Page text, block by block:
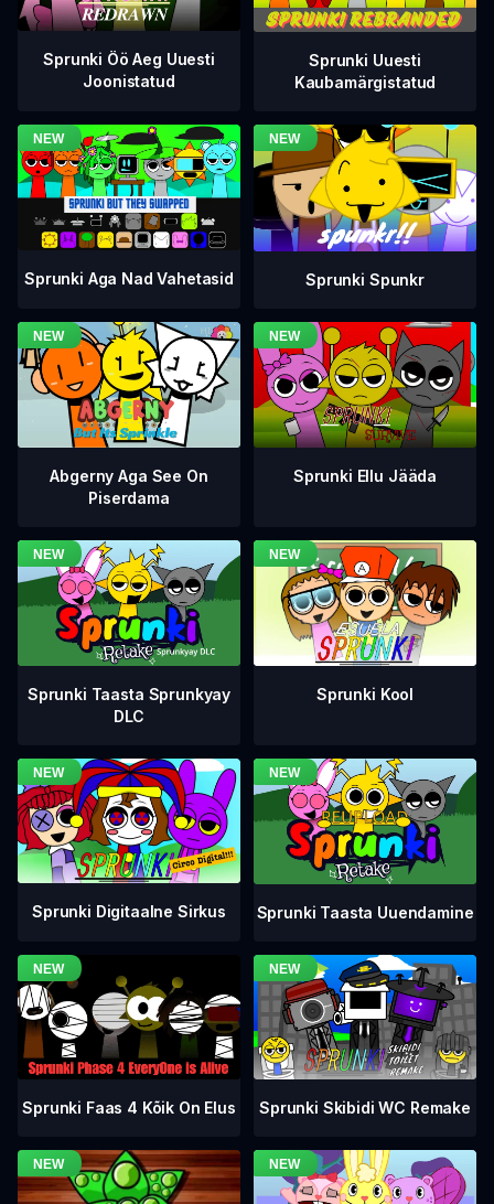
Sprunki Öö Aeg Uuesti
Joonistatud
Sprunki Uuesti
Kaubamärgistatud
Sprunki Aga Nad Vahetasid Sprunki Spunkr
Abgerny Aga See On
Piserdama
Sprunki Ellu Jääda
Sprunki Taasta Sprunkyay
DLC
Sprunki Kool
Sprunki Digitaalne Sirkus Sprunki Taasta Uuendamine
Sprunki Faas 4 Kõik On Elus Sprunki Skibidi WC Remake